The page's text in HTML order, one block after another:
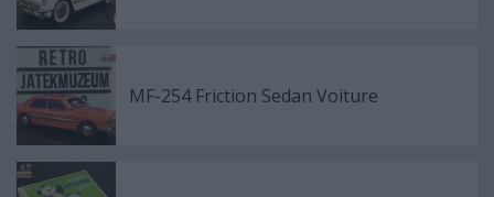
MF-254 Friction Sedan Voiture